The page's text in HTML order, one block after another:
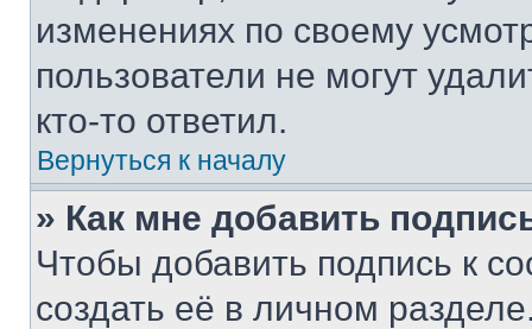
изменениях по своему
пользователи не могут
кто-то ответил.
Вернуться к началу
» Как мне добавить
Чтобы добавить подпись к
создать её в личном